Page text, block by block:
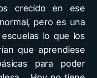
crecido en ese
pero es una
lo que los
que aprendiese
para poder